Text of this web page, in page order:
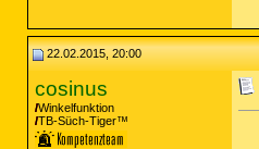
22.02.2015, 20:00
cosinus
Winkelfunktion
TB-Süch-Tiger™